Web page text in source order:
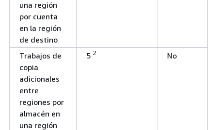
una región
por cuenta
en la región
de destino
Trabajos de
copia
adicionales
entre
regiones por
almacén en
una región
5 2 No